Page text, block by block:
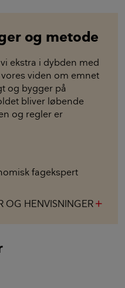
og metode
ekstra i dybden med
viden om emnet
og bygger på
bliver løbende
og regler er
fagekspert
OG HENVISNINGER